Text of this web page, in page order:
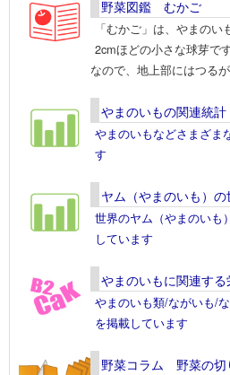
野菜図鑑 むかご
「むかご」は、やまの
2cmほどの小さな球芽で
なので、地上部にはつる
やまのいもの関連統計
やまのいもなどさまざま
す
ヤム（やまのいも）
世界のヤム（やまのいも
しています
やまのいもに関連す
やまのいも類/ながいも/
を掲載しています
野菜コラム 野菜の切